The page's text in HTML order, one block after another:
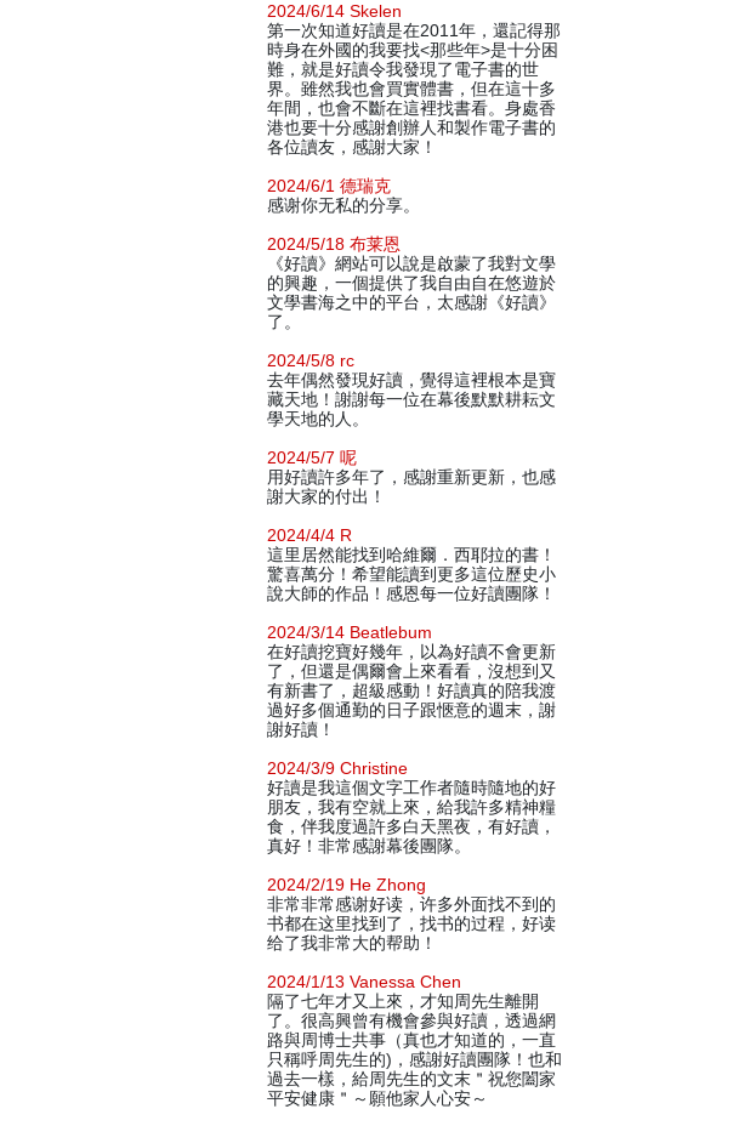
2024/6/14 Skelen
第一次知道好讀是在2011年，還記得那
時身在外國的我要找<那些年>是十分困
難，就是好讀令我發現了電子書的世
界。雖然我也會買實體書，但在這十多
年間，也會不斷在這裡找書看。身處香
港也要十分感謝創辦人和製作電子書的
各位讀友，感謝大家！
2024/6/1 德瑞克
感谢你无私的分享。
2024/5/18 布莱恩
《好讀》網站可以說是啟蒙了我對文學
的興趣，一個提供了我自由自在悠遊於
文學書海之中的平台，太感謝《好讀》
了。
2024/5/8 rc
去年偶然發現好讀，覺得這裡根本是寶
藏天地！謝謝每一位在幕後默默耕耘文
學天地的人。
2024/5/7 呢
用好讀許多年了，感謝重新更新，也感
謝大家的付出！
2024/4/4 R
這里居然能找到哈維爾．西耶拉的書！
驚喜萬分！希望能讀到更多這位歷史小
說大師的作品！感恩每一位好讀團隊！
2024/3/14 Beatlebum
在好讀挖寶好幾年，以為好讀不會更新
了，但還是偶爾會上來看看，沒想到又
有新書了，超級感動！好讀真的陪我渡
過好多個通勤的日子跟愜意的週末，謝
謝好讀！
2024/3/9 Christine
好讀是我這個文字工作者隨時隨地的好
朋友，我有空就上來，給我許多精神糧
食，伴我度過許多白天黑夜，有好讀，
真好！非常感謝幕後團隊。
2024/2/19 He Zhong
非常非常感谢好读，许多外面找不到的
书都在这里找到了，找书的过程，好读
给了我非常大的帮助！
2024/1/13 Vanessa Chen
隔了七年才又上來，才知周先生離開
了。很高興曾有機會參與好讀，透過網
路與周博士共事（真也才知道的，一直
只稱呼周先生的)，感謝好讀團隊！也和
過去一樣，給周先生的文末＂祝您闔家
平安健康＂～願他家人心安～